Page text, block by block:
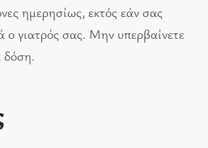
ημερησίως, εκτός εάν σας
ο γιατρός σας. Μην υπερβαίνετε
δόση.